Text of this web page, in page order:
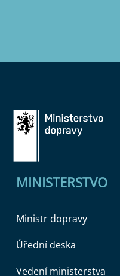
MINISTERSTVO
Ministr dopravy
Úřední deska
Vedení ministerstva